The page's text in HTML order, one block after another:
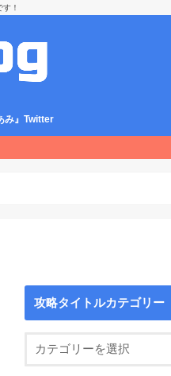
！
み』Twitter
攻略タイトルカテゴリー